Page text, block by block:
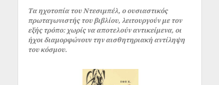
Τα ηχοτοπία του Ντεσιμπέλ, ο ουσιαστικός
πρωταγωνιστής του βιβλίου, λειτουργούν με τον
εξής τρόπο: χωρίς να αποτελούν αντικείμενα, οι
ήχοι διαμορφώνουν την αισθητηριακή αντίληψη
του κόσμου.